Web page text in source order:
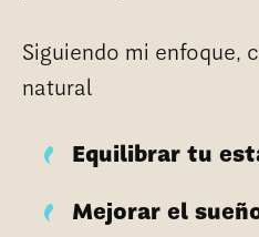
Siguiendo mi enfoque,
natural
Equilibrar tu
Mejorar el